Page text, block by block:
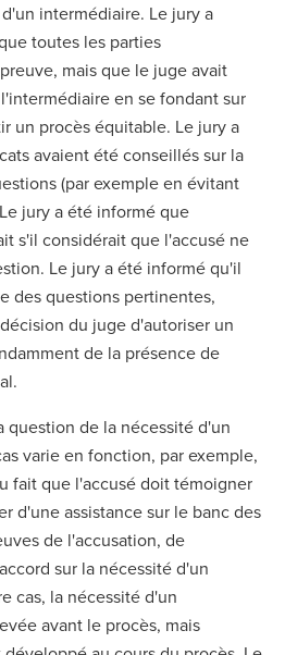
intermédiaire. Le jury a
toutes les parties
mais que le juge avait
en se fondant sur
un procès équitable. Le jury a
avaient été conseillés sur la
(par exemple en évitant
jury a été informé que
s'il considérait que l'accusé ne
Le jury a été informé qu'il
des questions pertinentes,
du juge d'autoriser un
de la présence de
question de la nécessité d'un
varie en fonction, par exemple,
fait que l'accusé doit témoigner
d'une assistance sur le banc des
de l'accusation, de
sur la nécessité d'un
cas, la nécessité d'un
avant le procès, mais